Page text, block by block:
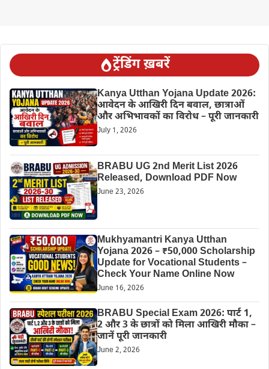
ट्रेंडिंग ख़बरें
Kanya Utthan Yojana Update 2026:
आवेदन के आखिरी दिन बवाल, छात्राओं
और अभिभावकों का विरोध – पूरी जानकारी
July 1, 2026
BRABU UG 2nd Merit List 2026
Released, Download PDF Now
June 23, 2026
Mukhyamantri Kanya Utthan
Yojana 2026 – ₹50,000 Scholarship
Update for Vocational Students –
Check Your Name Online Now
June 16, 2026
BRABU Special Exam 2026: पार्ट 1,
2 और 3 के छात्रों को मिला आखिरी मौका –
जानें पूरी जानकारी
June 2, 2026